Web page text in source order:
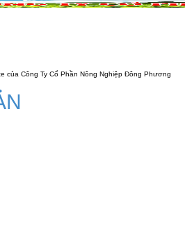
Phần Nông Nghiệp Đông Phương